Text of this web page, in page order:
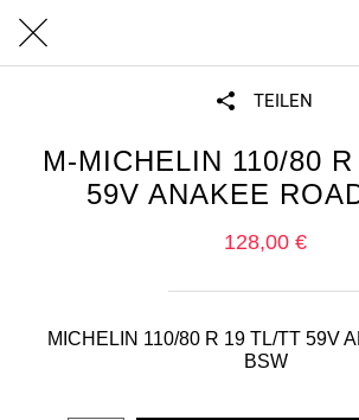
TEILEN
M-MICHELIN 110/80
59V ANAKEE
128,00 €
MICHELIN 110/80 R 19 TL/TT 59V
BSW